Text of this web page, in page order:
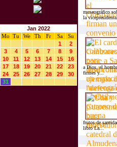
Jan 2022
Mo
Tu We Th Fr Sa
Su
1
2
3
4 5 6 7 8
9
10
11 12 13 14 15
16
17
18 19 20 21 22
23
24
25 26 27 28 29
30
31
museográfico
la
a Dios, el
firmes y...
frutos de
libro La...